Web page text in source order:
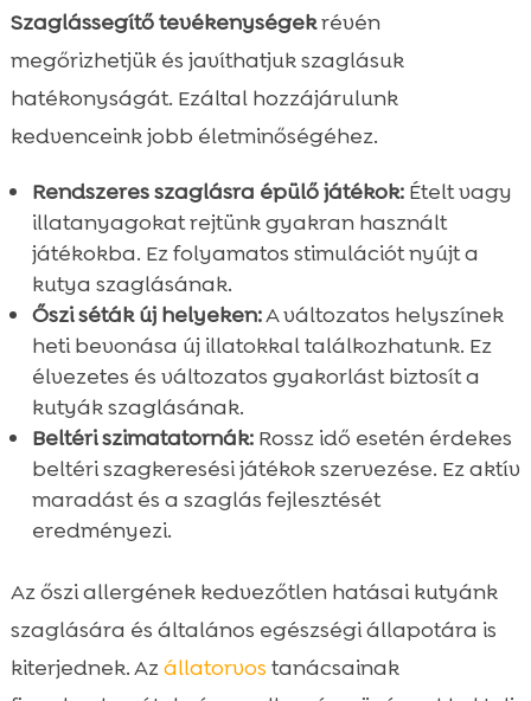
Szaglássegítő tevékenységekrévén
megőrizhetjük és javíthatjuk szaglásuk
hatékonyságát. Ezáltal hozzájárulunk
kedvenceink jobb életminőségéhez.
Rendszeres szaglásra épülő játékok:Ételt vagy
illatanyagokat rejtünk gyakran használt
játékokba. Ez folyamatos stimulációt nyújt a
kutya szaglásának.
Őszi séták új helyeken:A változatos helyszínek
heti bevonása új illatokkal találkozhatunk. Ez
élvezetes és változatos gyakorlást biztosít a
kutyák szaglásának.
Beltéri szimatatornák:Rossz idő esetén érdekes
beltéri szagkeresési játékok szervezése. Ez aktív
maradást és a szaglás fejlesztését
eredményezi.
Az őszi allergének kedvezőtlen hatásai kutyánk
szaglására és általános egészségi állapotára is
kiterjednek. Azállatorvos tanácsainak